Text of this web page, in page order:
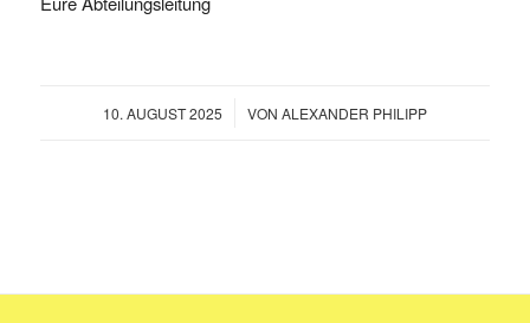
10. AUGUST 2025
/ VON ALEXANDER PHILIPP